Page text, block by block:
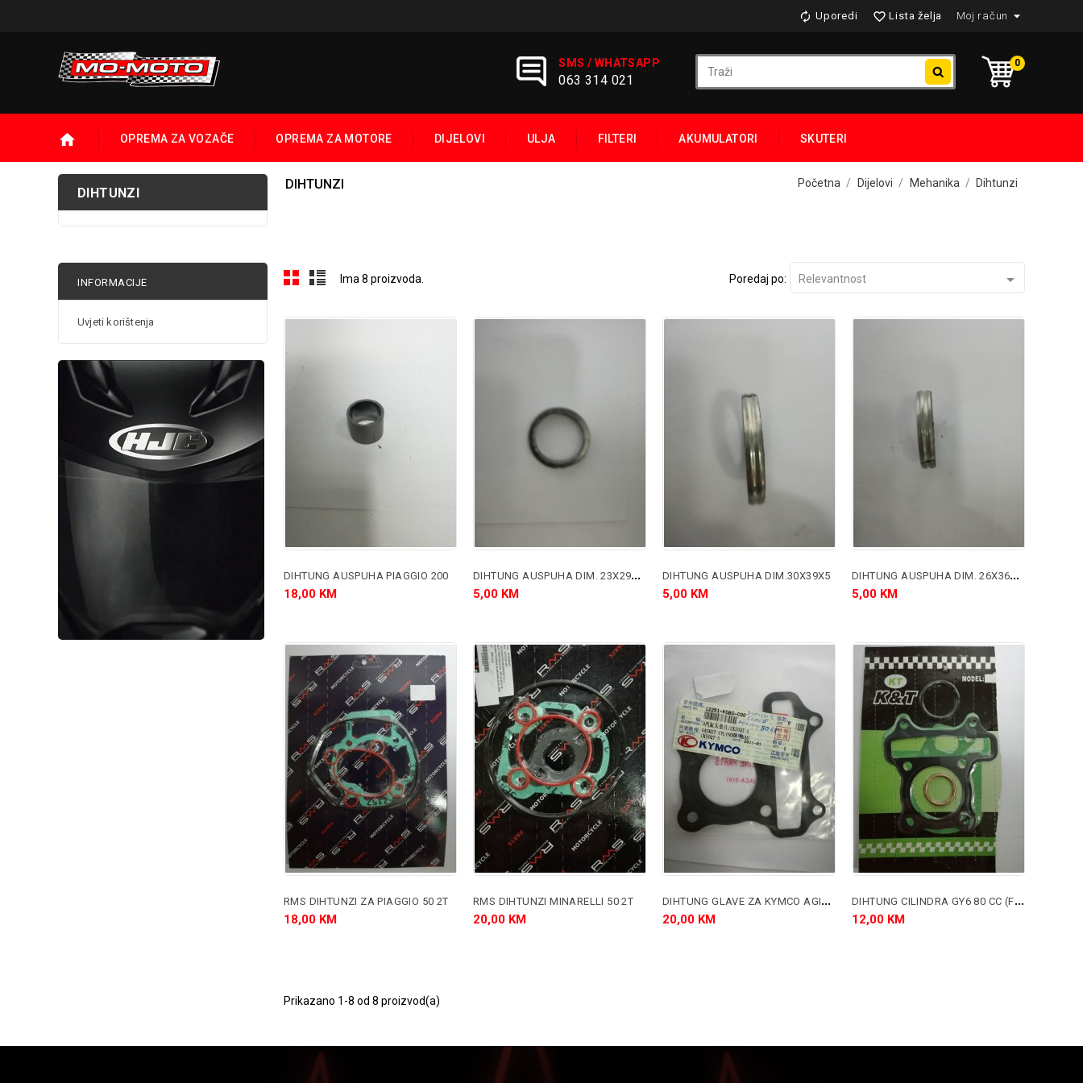
Moj račun 
 Lista želja
 Uporedi
0
SMS / WHATSAPP
063 314 021
OPREMA ZA VOZAČE OPREMA ZA MOTORE DIJELOVI ULJA FILTERI AKUMULATORI SKUTERI
DIHTUNZI
INFORMACIJE
Uvjeti korištenja
DIHTUNZI Početna Dijelovi Mehanika Dihtunzi
Ima 8 proizvoda. Poredaj po: Relevantnost 
DIHTUNG AUSPUHA PIAGGIO 200
18,00 KM
D
IHTUNG AUSPUHA DIM. 23X29X5 MM.
5,00 KM
DIHTUNG AUSPUHA DIM.30X39X5
5,00 KM
D
IHTUNG AUSPUHA DIM. 26X36X5 MM.
5,00 KM
RMS DIHTUNZI ZA PIAGGIO 50 2T
18,00 KM
RMS DIHTUNZI MINARELLI 50 2T
20,00 KM
D
IHTUNG GLAVE ZA KYMCO AGILITY 50 CC 4T
20,00 KM
D
IHTUNG CILINDRA GY6 80 CC (FI 47MM)
12,00 KM
Prikazano 1-8 od 8 proizvod(a)